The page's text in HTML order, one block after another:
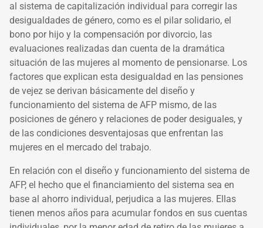
al sistema de capitalización individual para corregir las
desigualdades de género, como es el pilar solidario, el
bono por hijo y la compensación por divorcio, las
evaluaciones realizadas dan cuenta de la dramática
situación de las mujeres al momento de pensionarse. Los
factores que explican esta desigualdad en las pensiones
de vejez se derivan básicamente del diseño y
funcionamiento del sistema de AFP mismo, de las
posiciones de género y relaciones de poder desiguales, y
de las condiciones desventajosas que enfrentan las
mujeres en el mercado del trabajo.
En relación con el diseño y funcionamiento del sistema de
AFP, el hecho que el financiamiento del sistema sea en
base al ahorro individual, perjudica a las mujeres. Ellas
tienen menos años para acumular fondos en sus cuentas